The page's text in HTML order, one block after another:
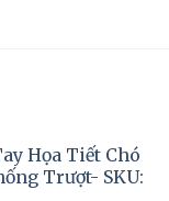
Họa Tiết Chó
Trượt- SKU: